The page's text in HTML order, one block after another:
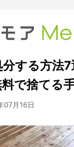
する方法7
で捨てる
07月16日